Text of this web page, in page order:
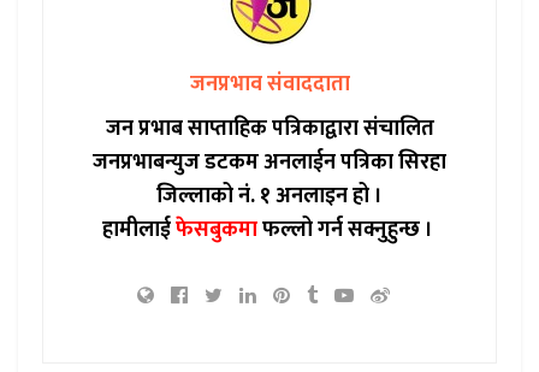
जनप्रभाव संवाददाता
जन प्रभाब साप्ताहिक पत्रिकाद्वारा संचालित
जनप्रभाबन्युज डटकम अनलाईन पत्रिका सिरहा
जिल्लाको नं. १ अनलाइन हो ।
हामीलाईफेसबुकमाफल्लो गर्न सक्नुहुन्छ ।